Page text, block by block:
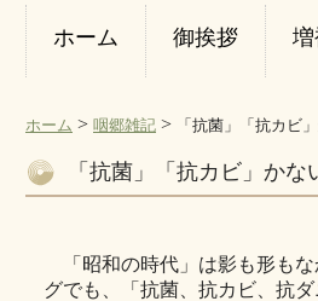
ホーム 御挨拶
ホーム > 咽郷雑記 > 「抗菌」「抗カビ
「抗菌」「抗カビ」かな
「昭和の時代」は影も形もな
グでも、「抗菌、抗カビ、抗